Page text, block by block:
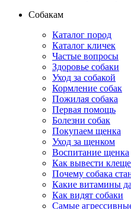
Собакам
Каталог пород
Каталог кличек
Частые вопросы
Здоровье собаки
Уход за собакой
Кормление собак
Пожилая собака
Первая помощь
Болезни собак
Покупаем щенка
Уход за щенком
Воспитание щенка
Как вывести
Почему собака
Какие витамины
Как видят собаки
Самые